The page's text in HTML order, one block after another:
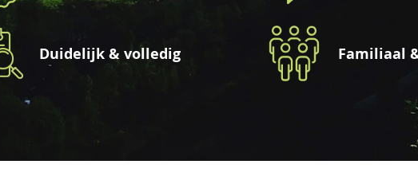
Duidelijk & volledig Familiaal